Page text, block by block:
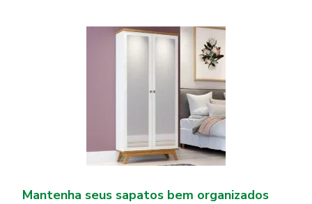
Mantenha seus sapatos bem organizados